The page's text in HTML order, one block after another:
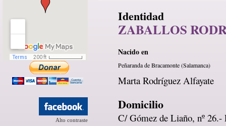
Alto contraste
Identidad
ZABALLOS
Nacido en
Peñaranda de Bracamonte (Salamanca)
Marta Rodríguez Alfayate
Domicilio
C/ Gómez de Liaño, nº 26.-